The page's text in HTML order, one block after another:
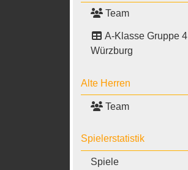
Team
A-Klasse Gruppe 4
Würzburg
Alte Herren
Team
Spielerstatistik
Spiele